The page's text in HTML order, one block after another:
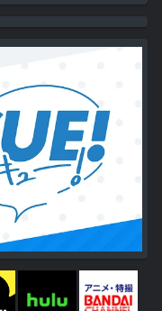
で、目指すはアイドル界